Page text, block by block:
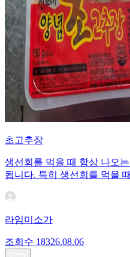
초고추장
생선회를 먹을 때 항상 나오
됩니다. 특히 생선회를 먹을
라임미소가
조회수 18326.08.06